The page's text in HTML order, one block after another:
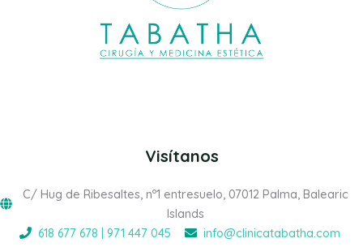
Visítanos
C/ Hug de Ribesaltes, nº1 entresuelo, 07012 Palma, Balearic
Islands
618 677 678 | 971 447 045
info@clinicatabatha.com